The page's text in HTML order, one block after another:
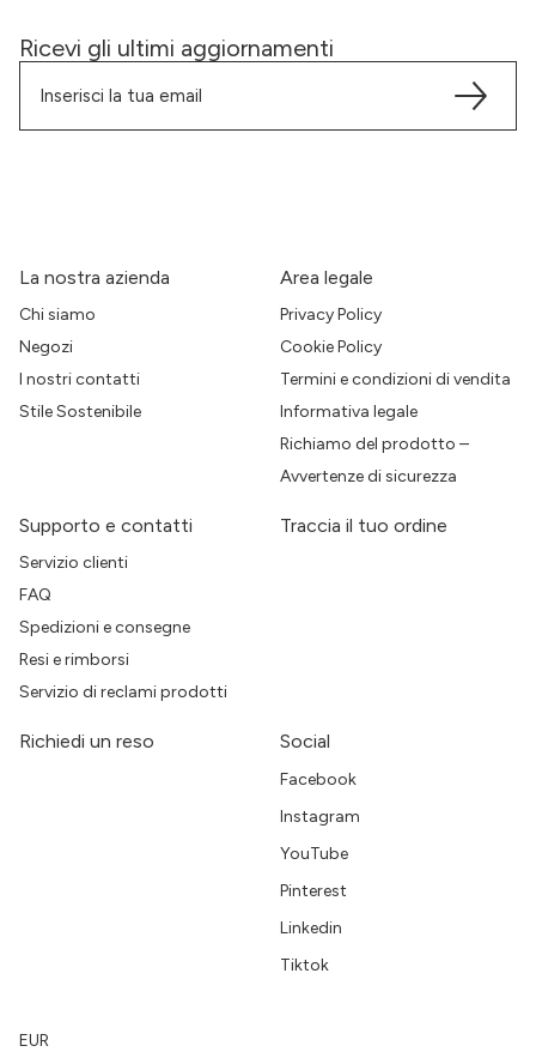
Ricevi gli ultimi aggiornamenti
La nostra azienda
Chi siamo
Negozi
I nostri contatti
Stile Sostenibile
Area legale
Privacy Policy
Cookie Policy
Termini e condizioni di vendita
Informativa legale
Richiamo del prodotto –
Avvertenze di sicurezza
Supporto e contatti
Servizio clienti
FAQ
Spedizioni e consegne
Resi e rimborsi
Servizio di reclami prodotti
Traccia il tuo ordine
Richiedi un reso Social
Facebook
Instagram
YouTube
Pinterest
Linkedin
Tiktok
EUR